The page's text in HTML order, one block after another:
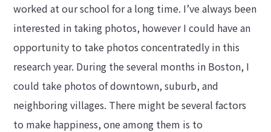
worked at our school for a long time. I’ve always been
interested in taking photos, however I could have an
opportunity to take photos concentratedly in this
research year. During the several months in Boston, I
could take photos of downtown, suburb, and
neighboring villages. There might be several factors
to make happiness, one among them is to